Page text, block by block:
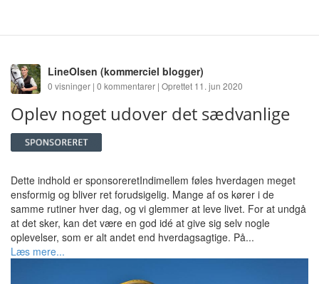
LineOlsen (kommerciel blogger)
0 visninger | 0 kommentarer | Oprettet 11. jun 2020
Oplev noget udover det sædvanlige
Dette indhold er sponsoreretIndimellem føles hverdagen meget
ensformig og bliver ret forudsigelig. Mange af os kører i de
samme rutiner hver dag, og vi glemmer at leve livet. For at undgå
at det sker, kan det være en god idé at give sig selv nogle
oplevelser, som er alt andet end hverdagsagtige. På...
Læs mere...